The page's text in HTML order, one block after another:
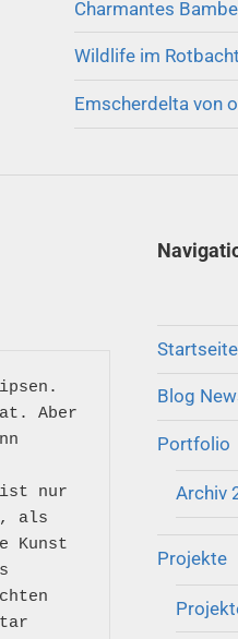
Charmantes
Wildlife im
Emscherdelta von
Aber
ist nur
als
Kunst
Startseite
Blog
Portfolio
Archiv
Projekte